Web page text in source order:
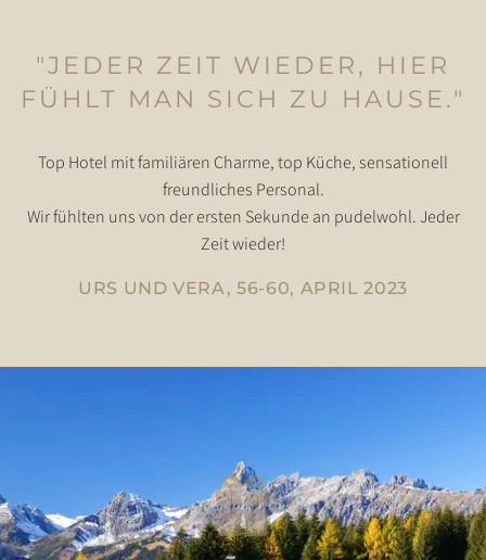
"JEDER ZEIT WIEDER, HIER
FÜHLT MAN SICH ZU HAUSE."
Top Hotel mit familiären Charme, top Küche, sensationell
freundliches Personal.
Wir fühlten uns von der ersten Sekunde an pudelwohl. Jeder
Zeit wieder!
URS UND VERA, 56-60, APRIL 2023